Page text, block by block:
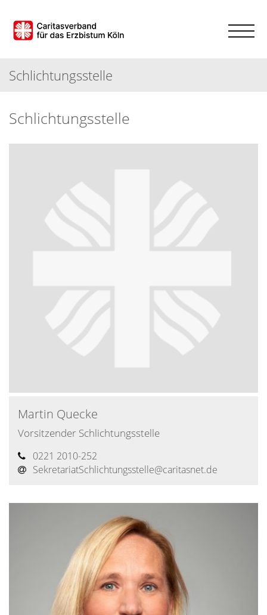
Schlichtungsstelle
Schlichtungsstelle
Martin Quecke
Vorsitzender Schlichtungsstelle
0221 2010-252
SekretariatSchlichtungsstelle@​caritasnet.de